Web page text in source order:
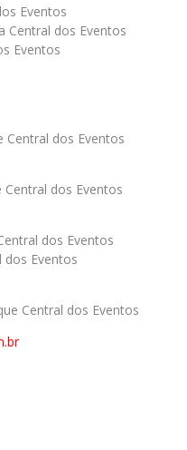
Eventos
Central dos Eventos
Eventos
Central dos Eventos
dos Eventos
dos Eventos
dos Eventos
Central dos Eventos